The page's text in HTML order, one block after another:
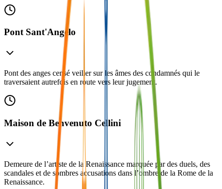
Pont Sant'Angelo
Pont des anges censé veiller sur les âmes des condamnés qui le
traversaient autrefois en route vers leur jugement.
Maison de Benvenuto Cellini
Demeure de l’artiste de la Renaissance marquée par des duels, des
scandales et de sombres accusations dans l’ombre de la Rome de la
Renaissance.